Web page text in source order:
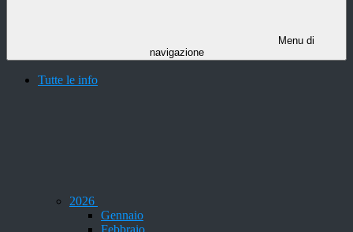
Menu di
navigazione
Tutte le info
2026
Gennaio